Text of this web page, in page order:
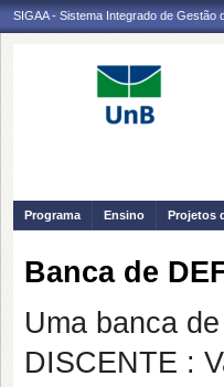
SIGAA - Sistema Integrado de Gestão
Programa Ensino Projetos
Banca de
Uma banca
DISCENTE :